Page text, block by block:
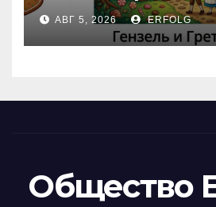
Открываем
вчерашней
АВГ 5, 2026 ERFOLG
Общество